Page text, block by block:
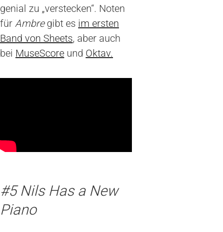
genial zu „verstecken“. Noten
für Ambregibt es im ersten
Band von Sheets, aber auch
bei MuseScore und Oktav.
#5 Nils Has a New
Piano